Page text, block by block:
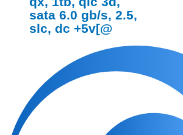
sata 6.0 gb/s, 2.5,
slc, dc +5v[@